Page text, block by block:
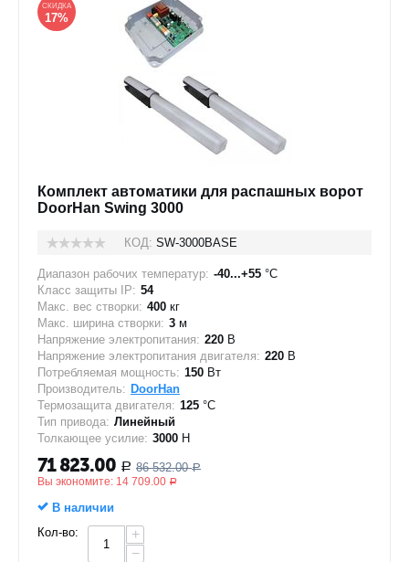
СКИДКА
17%
Комплект автоматики для распашных ворот
DoorHan Swing 3000
КОД: SW-3000BASE
Диапазон рабочих температур: -40...+55 °C
Класс защиты IP: 54
Макс. вес створки: 400 кг
Макс. ширина створки: 3 м
Напряжение электропитания: 220 В
Напряжение электропитания двигателя: 220 В
Потребляемая мощность: 150 Вт
Производитель: DoorHan
Термозащита двигателя: 125 °C
Тип привода: Линейный
Толкающее усилие: 3000 Н
71 823.00 Р 86 532.00 Р
Вы экономите: 14 709.00 Р
В наличии
Кол-во:
+
−